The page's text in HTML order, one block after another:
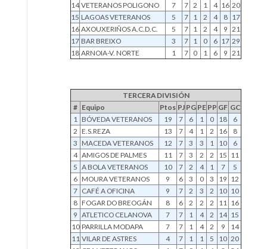
14 VETERANOS POLIGONO 7 7 2 1 4 16 20
15 LAGOAS VETERANOS 5 7 1 2 4 8 17
16 AXOUXERIÑOS A.C.D.C. 5 7 1 2 4 9 21
17 BAR BREIXO 3 7 1 0 6 17 29
18 ARNOIA-V. NORTE 1 7 0 1 6 9 21
TERCERA DIVISIÓN
# Equipo Ptos PJ PG PE PP GF GC
1 BÓVEDA VETERANOS 19 7 6 1 0 18
6
2 E.S.REZA 13 7 4 1 2 16
8
3 MACEDA VETERANOS 12 7 3 3 1 10
6
4 AMIGOS DE PALMES 11 7 3 2 2 15 11
5 A BOLA VETERANOS 10 7 2 4 1 7
5
6 MOURA VETERANOS 9 6 3 0 3 19 12
7 CAFÉ A OFICINA 9 7 2 3 2 10 10
8 FOGAR DO BREOGÁN 8 6 2 2 2 11 16
9 ATLETICO CELANOVA 7 7 1 4 2 14 15
10 PARRILLA MODAPA 7 7 1 4 2 9
14
11 VILAR DE ASTRES 4 7 1 1 5 10 20